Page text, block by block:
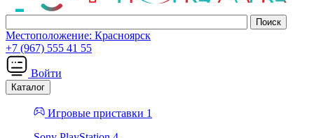
Местоположение: Красноярск
+7 (967) 555 41 55
Войти
Каталог
Игровые приставки 1